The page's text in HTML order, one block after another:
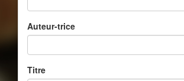
Auteur-trice
Titre